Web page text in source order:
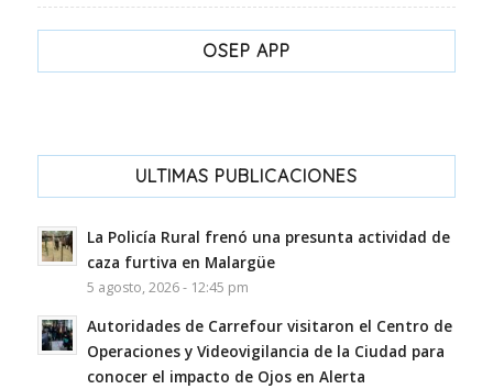
OSEP APP
ULTIMAS PUBLICACIONES
La Policía Rural frenó una presunta actividad de
caza furtiva en Malargüe
5 agosto, 2026 - 12:45 pm
Autoridades de Carrefour visitaron el Centro de
Operaciones y Videovigilancia de la Ciudad para
conocer el impacto de Ojos en Alerta